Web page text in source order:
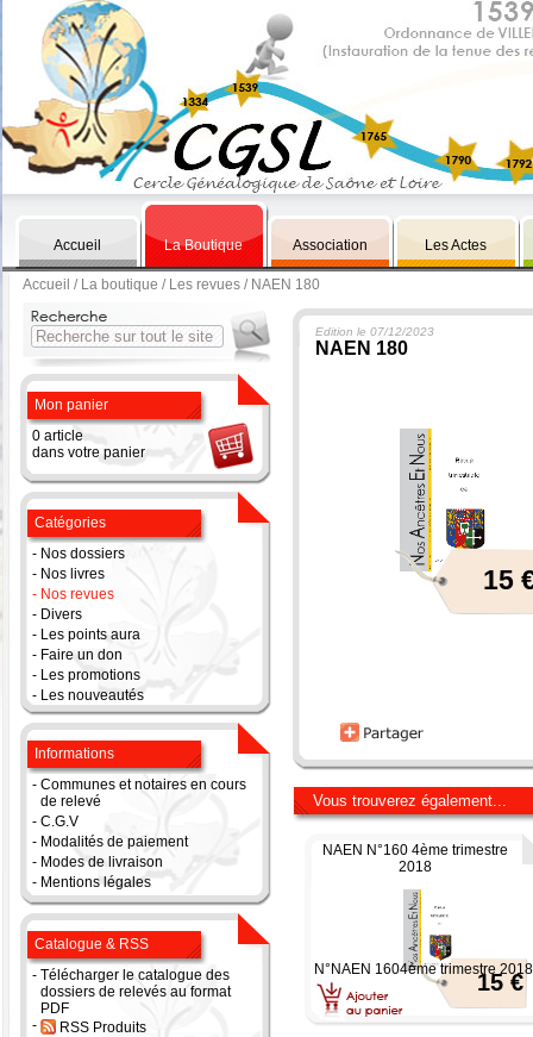
Accueil La Boutique Association Les Actes
Accueil / La boutique / Les revues / NAEN 180
Mon panier
0 article
dans votre panier
Catégories
- Nos dossiers
- Nos livres
- Nos revues
- Divers
- Les points aura
- Faire un don
- Les promotions
- Les nouveautés
Informations
- Communes et notaires en cours
de relevé
- C.G.V
- Modalités de paiement
- Modes de livraison
- Mentions légales
Catalogue & RSS
- Télécharger le catalogue des
dossiers de relevés au format
PDF
-
RSS Produits
Edition le 07/12/2023
NAEN 180
15
Vous trouverez également...
NAEN N°160 4ème trimestre
2018
15 €
N°NAEN 1604ème trimestre 2018